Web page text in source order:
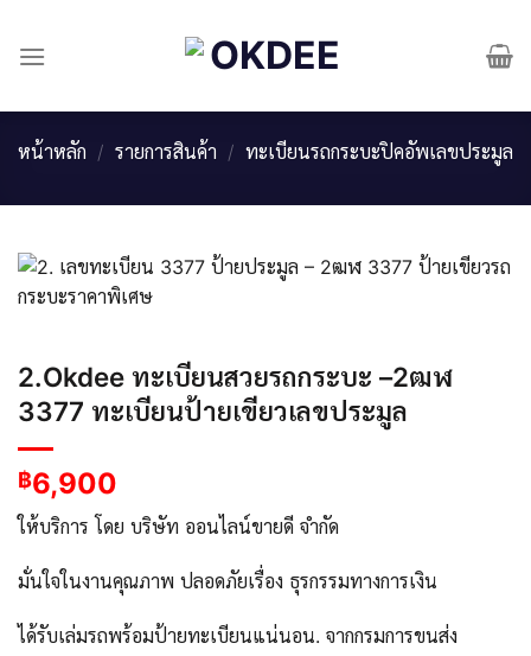
content
หน้าหลัก / รายการสินค้า / ทะเบียนรถกระบะปิคอัพเลขประมูล
2.Okdee ทะเบียนสวยรถกระบะ –2ฒฬ
3377 ทะเบียนป้ายเขียวเลขประมูล
฿6,900
ให้บริการ โดย บริษัท ออนไลน์ขายดี จำกัด
มั่นใจในงานคุณภาพ ปลอดภัยเรื่อง ธุรกรรมทางการเงิน
ได้รับเล่มรถพร้อมป้ายทะเบียนแน่นอน. จากกรมการขนส่ง